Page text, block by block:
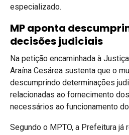
especializado.
MP aponta
decisões judiciais
Na petição encaminhada à
Araína Cesárea sustenta que o
descumprindo determinações
relacionadas ao fornecimento
necessários ao funcionamento
Segundo o MPTO, a Prefeitura já